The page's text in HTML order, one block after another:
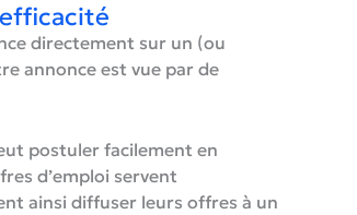
directement sur un (ou
annonce est vue par de
postuler facilement en
d’emploi servent
ainsi diffuser leurs offres à un